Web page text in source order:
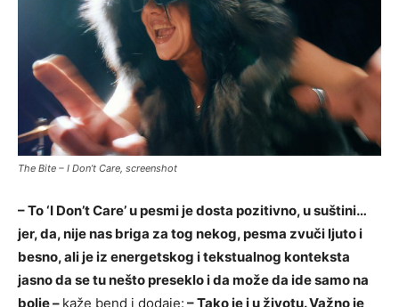
The Bite – I Don’t Care, screenshot
– To ‘I Don’t Care’ u pesmi je dosta pozitivno, u suštini…
jer, da, nije nas briga za tog nekog, pesma zvuči ljuto i
besno, ali je iz energetskog i tekstualnog konteksta
jasno da se tu nešto preseklo i da može da ide samo na
bolje – kaže bend i dodaje: – Tako je i u životu. Važno je